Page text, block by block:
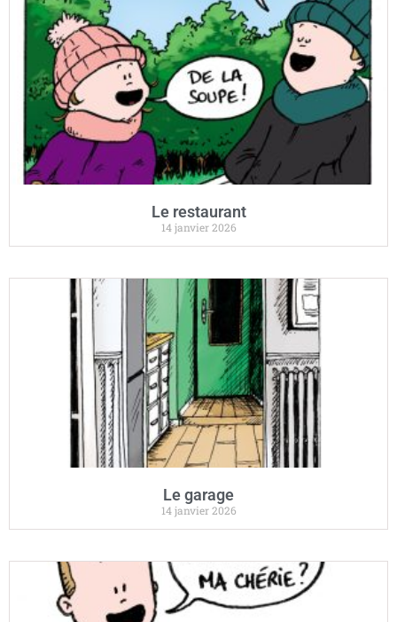
Le restaurant
14 janvier 2026
Le garage
14 janvier 2026